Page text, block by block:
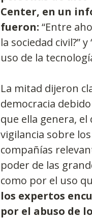
Center, en un
fueron: “Entre
la sociedad civil?”
uso de la
La mitad dijeron
democracia
que ella genera,
vigilancia sobre
compañías
poder de las
como por el uso
los expertos
por el abuso de